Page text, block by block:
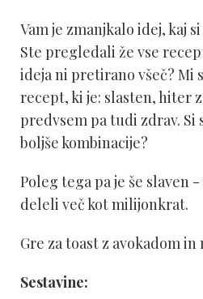
Vam je zmanjkalo idej, kaj
Ste pregledali že vse
ideja ni pretirano všeč? Mi
recept, ki je: slasten, hiter
predvsem pa tudi zdrav. Si
boljše kombinacije?
Poleg tega pa je še slaven
deleli več kot milijonkrat.
Gre za toast z avokadom
Sestavine: